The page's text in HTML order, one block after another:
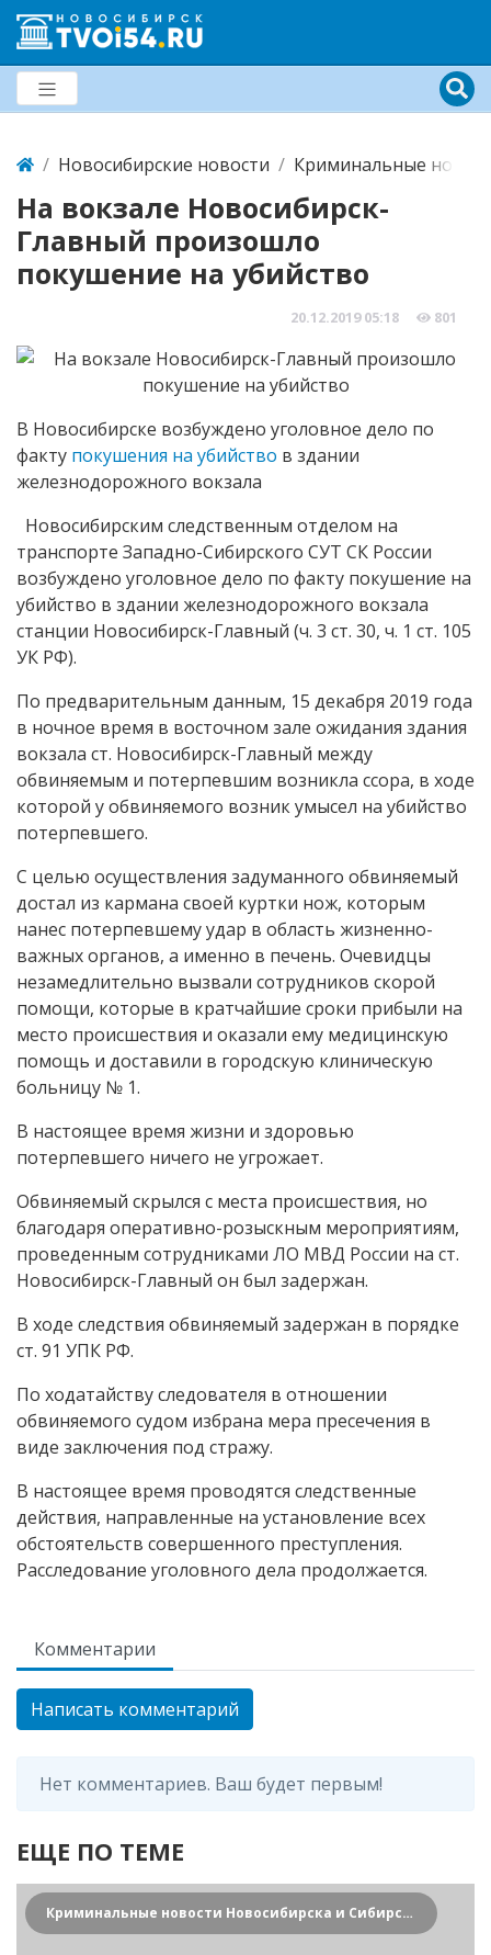
Новосибирские новости Криминальные
На вокзале Новосибирск-
Главный произошло
покушение на убийство
20.12.2019 05:18 801
В Новосибирске возбуждено уголовное дело по
факту покушения на убийство в здании
железнодорожного вокзала
Новосибирским следственным отделом на
транспорте Западно-Сибирского СУТ СК России
возбуждено уголовное дело по факту покушение на
убийство в здании железнодорожного вокзала
станции Новосибирск-Главный (ч. 3 ст. 30, ч. 1 ст. 105
УК РФ).
По предварительным данным, 15 декабря 2019 года
в ночное время в восточном зале ожидания здания
вокзала ст. Новосибирск-Главный между
обвиняемым и потерпевшим возникла ссора, в ходе
которой у обвиняемого возник умысел на убийство
потерпевшего.
С целью осуществления задуманного обвиняемый
достал из кармана своей куртки нож, которым
нанес потерпевшему удар в область жизненно-
важных органов, а именно в печень. Очевидцы
незамедлительно вызвали сотрудников скорой
помощи, которые в кратчайшие сроки прибыли на
место происшествия и оказали ему медицинскую
помощь и доставили в городскую клиническую
больницу № 1.
В настоящее время жизни и здоровью
потерпевшего ничего не угрожает.
Обвиняемый скрылся с места происшествия, но
благодаря оперативно-розыскным мероприятиям,
проведенным сотрудниками ЛО МВД России на ст.
Новосибирск-Главный он был задержан.
В ходе следствия обвиняемый задержан в порядке
ст. 91 УПК РФ.
По ходатайству следователя в отношении
обвиняемого судом избрана мера пресечения в
виде заключения под стражу.
В настоящее время проводятся следственные
действия, направленные на установление всех
обстоятельств совершенного преступления.
Расследование уголовного дела продолжается.
Комментарии
Написать комментарий
Нет комментариев. Ваш будет первым!
ЕЩЕ ПО ТЕМЕ
Криминальные новости Новосибирска и Сибирского региона